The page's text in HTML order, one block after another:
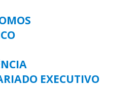
EXECUTIVO